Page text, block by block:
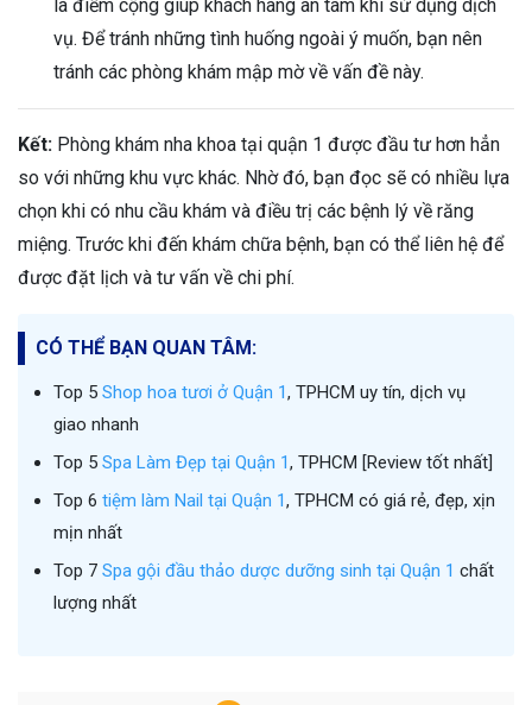
là điểm cộng giúp khách hàng an tâm khi sử dụng dịch
vụ. Để tránh những tình huống ngoài ý muốn, bạn nên
tránh các phòng khám mập mờ về vấn đề này.
Kết: Phòng khám nha khoa tại quận 1 được đầu tư hơn hẳn
so với những khu vực khác. Nhờ đó, bạn đọc sẽ có nhiều lựa
chọn khi có nhu cầu khám và điều trị các bệnh lý về răng
miệng. Trước khi đến khám chữa bệnh, bạn có thể liên hệ để
được đặt lịch và tư vấn về chi phí.
CÓ THỂ BẠN QUAN TÂM:
Top 5 Shop hoa tươi ở Quận 1, TPHCM uy tín, dịch vụ
giao nhanh
Top 5 Spa Làm Đẹp tại Quận 1, TPHCM [Review tốt nhất]
Top 6 tiệm làm Nail tại Quận 1, TPHCM có giá rẻ, đẹp, xịn
mịn nhất
Top 7 Spa gội đầu thảo dược dưỡng sinh tại Quận 1 chất
lượng nhất